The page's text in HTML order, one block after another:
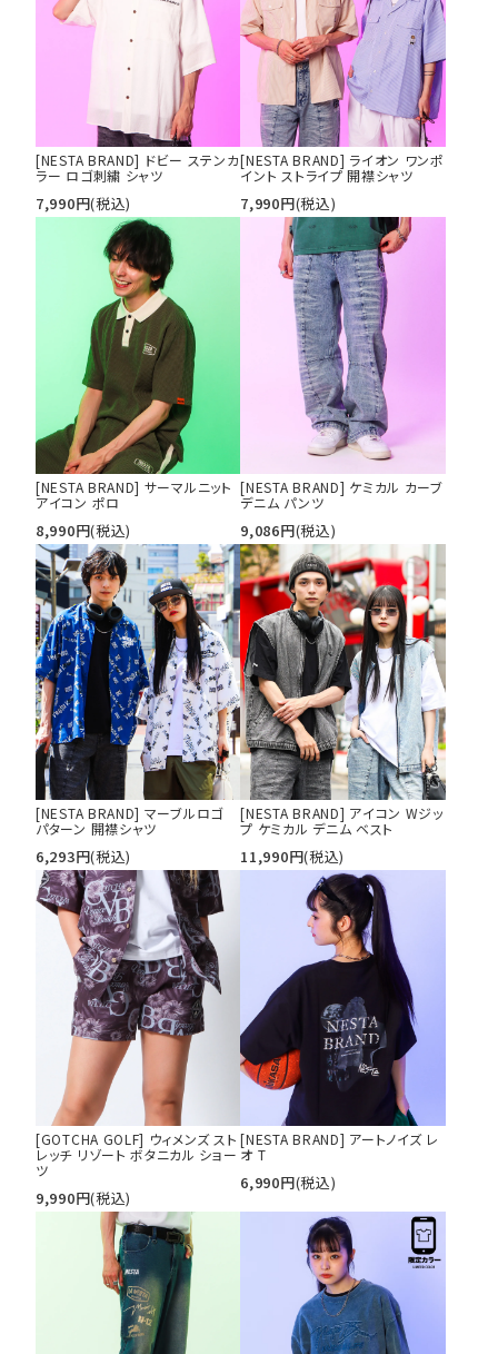
[NESTA BRAND] ドビー ステンカ
ラー ロゴ刺繍 シャツ
7,990円(税込)
[NESTA BRAND] ライオン ワンポ
イント ストライプ 開襟シャツ
7,990円(税込)
[NESTA BRAND] サーマルニット
アイコン ポロ
8,990円(税込)
[NESTA BRAND] ケミカル カーブ
デニム パンツ
9,086円(税込)
[NESTA BRAND] マーブルロゴ
パターン 開襟シャツ
6,293円(税込)
[NESTA BRAND] アイコン Wジッ
プ ケミカル デニム ベスト
11,990円(税込)
[GOTCHA GOLF] ウィメンズ スト
レッチ リゾート ボタニカル ショー
ツ
9,990円(税込)
[NESTA BRAND] アートノイズ レ
オ T
6,990円(税込)